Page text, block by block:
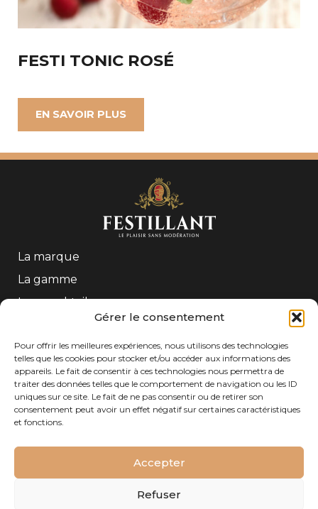
Gérer le consentement
Pour offrir les meilleures expériences, nous utilisons des technologies
telles que les cookies pour stocker et/ou accéder aux informations des
appareils. Le fait de consentir à ces technologies nous permettra de
traiter des données telles que le comportement de navigation ou les ID
uniques sur ce site. Le fait de ne pas consentir ou de retirer son
consentement peut avoir un effet négatif sur certaines caractéristiques
et fonctions.
Accepter
Refuser
FESTI TONIC ROSÉ
EN SAVOIR PLUS
La marque
La gamme
Les mocktails
CONTACT
Tél : +33 (0)5 56 61 54 54
Adresse : Freixenet Gratien SAS – 208 Quai de
Paludate – 33800 Bordeaux– FRANCE